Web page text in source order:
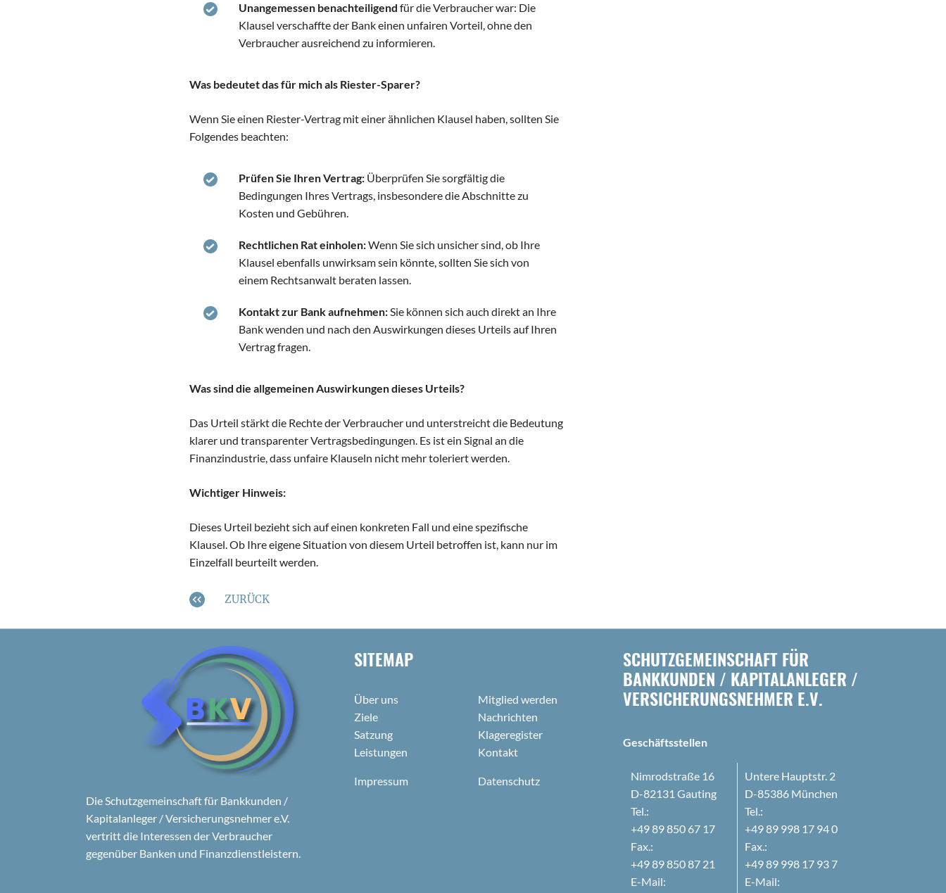
Unangemessen benachteiligend für die Verbraucher war: Die
Klausel verschaffte der Bank einen unfairen Vorteil, ohne den
Verbraucher ausreichend zu informieren.
Was bedeutet das für mich als Riester-Sparer?
Wenn Sie einen Riester-Vertrag mit einer ähnlichen Klausel haben, sollten Sie
Folgendes beachten:
Prüfen Sie Ihren Vertrag:Überprüfen Sie sorgfältig die
Bedingungen Ihres Vertrags, insbesondere die Abschnitte zu
Kosten und Gebühren.
Rechtlichen Rat einholen:Wenn Sie sich unsicher sind, ob Ihre
Klausel ebenfalls unwirksam sein könnte, sollten Sie sich von
einem Rechtsanwalt beraten lassen.
Kontakt zur Bank aufnehmen:Sie können sich auch direkt an Ihre
Bank wenden und nach den Auswirkungen dieses Urteils auf Ihren
Vertrag fragen.
Was sind die allgemeinen Auswirkungen dieses Urteils?
Das Urteil stärkt die Rechte der Verbraucher und unterstreicht die Bedeutung
klarer und transparenter Vertragsbedingungen. Es ist ein Signal an die
Finanzindustrie, dass unfaire Klauseln nicht mehr toleriert werden.
Wichtiger Hinweis:
Dieses Urteil bezieht sich auf einen konkreten Fall und eine spezifische
Klausel. Ob Ihre eigene Situation von diesem Urteil betroffen ist, kann nur im
Einzelfall beurteilt werden.
ZURÜCK
Die Schutzgemeinschaft für Bankkunden /
Kapitalanleger / Versicherungsnehmer e.V.
vertritt die Interessen der Verbraucher
gegenüber Banken und Finanzdienstleistern.
SITEMAP
Über uns
Ziele
Satzung
Leistungen
Impressum
Mitglied werden
Nachrichten
Klageregister
Kontakt
Datenschutz
SCHUTZGEMEINSCHAFT FÜR
BANKKUNDEN / KAPITALANLEGER /
VERSICHERUNGSNEHMER E.V.
Geschäftsstellen
Nimrodstraße 16
D-82131 Gauting
Tel.:
+49 89 850 67 17
Fax.:
+49 89 850 87 21
E-Mail:
Untere Hauptstr. 2
D-85386 München
Tel.:
+49 89 998 17 94 0
Fax.:
+49 89 998 17 93 7
E-Mail: